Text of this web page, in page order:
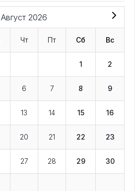
Август 2026
Чт Пт Сб Вс
1 2
6 7 8 9
13 14 15 16
20 21 22 23
27 28 29 30